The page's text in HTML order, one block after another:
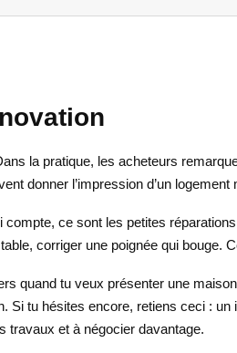
la pratique, les acheteurs
donner l’impression d’un
compte, ce sont les petites
corriger une poignée qui bouge.
quand tu veux présenter une
Si tu hésites encore, retiens ceci :
travaux et à négocier davantage.